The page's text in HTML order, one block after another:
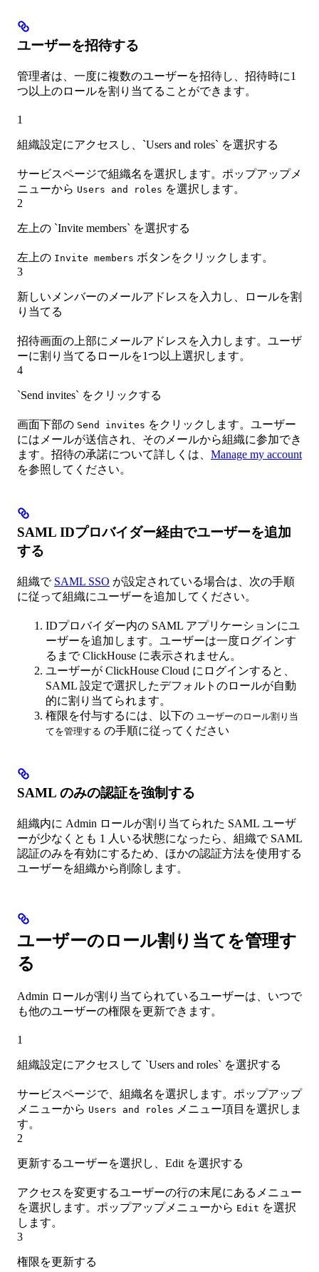
ユーザーを招待する
管理者は、一度に複数のユーザーを招待し、招待時に1
つ以上のロールを割り当てることができます。
1
組織設定にアクセスし、`Users and roles` を選択する
サービスページで組織名を選択します。ポップアップメ
ニューから Users and roles を選択します。
2
左上の `Invite members` を選択する
左上の Invite members ボタンをクリックします。
3
新しいメンバーのメールアドレスを入力し、ロールを割
り当てる
招待画面の上部にメールアドレスを入力します。ユーザ
ーに割り当てるロールを1つ以上選択します。
4
`Send invites` をクリックする
画面下部の Send invites をクリックします。ユーザー
にはメールが送信され、そのメールから組織に参加でき
ます。招待の承諾について詳しくは、 Manage my account
を参照してください。
SAML IDプロバイダー経由でユーザーを追加
する
組織で SAML SSO が設定されている場合は、次の手順
に従って組織にユーザーを追加してください。
IDプロバイダー内の SAML アプリケーションにユ
ーザーを追加します。ユーザーは一度ログインす
るまで ClickHouse に表示されません。
ユーザーが ClickHouse Cloud にログインすると、
SAML 設定で選択したデフォルトのロールが自動
的に割り当てられます。
権限を付与するには、以下の ユーザーのロール割り当
てを管理する の手順に従ってください
SAML のみの認証を強制する
組織内に Admin ロールが割り当てられた SAML ユーザ
ーが少なくとも 1 人いる状態になったら、組織で SAML
認証のみを有効にするため、ほかの認証方法を使用する
ユーザーを組織から削除します。
ユーザーのロール割り当てを管理す
る
Admin ロールが割り当てられているユーザーは、いつで
も他のユーザーの権限を更新できます。
1
組織設定にアクセスして `Users and roles` を選択する
サービスページで、組織名を選択します。ポップアップ
メニューから Users and roles メニュー項目を選択しま
す。
2
更新するユーザーを選択し、Edit を選択する
アクセスを変更するユーザーの行の末尾にあるメニュー
を選択します。ポップアップメニューから Edit を選択
します。
3
権限を更新する